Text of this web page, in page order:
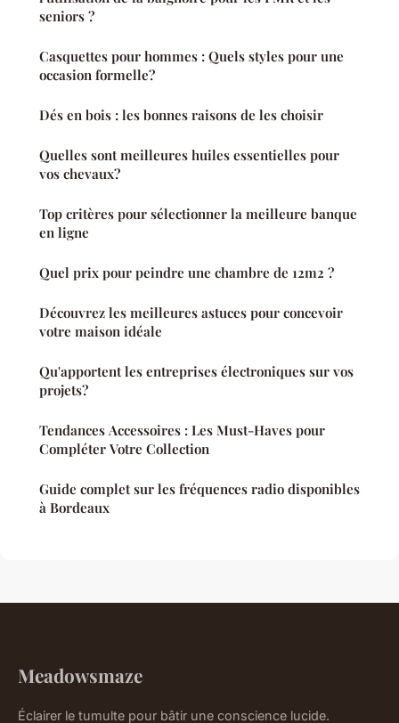
seniors ?
Casquettes pour hommes : Quels styles pour une
occasion formelle?
Dés en bois : les bonnes raisons de les choisir
Quelles sont meilleures huiles essentielles pour
vos chevaux?
Top critères pour sélectionner la meilleure banque
en ligne
Quel prix pour peindre une chambre de 12m2 ?
Découvrez les meilleures astuces pour concevoir
votre maison idéale
Qu'apportent les entreprises électroniques sur vos
projets?
Tendances Accessoires : Les Must-Haves pour
Compléter Votre Collection
Guide complet sur les fréquences radio disponibles
à Bordeaux
Meadowsmaze
Éclairer le tumulte pour bâtir une conscience lucide.